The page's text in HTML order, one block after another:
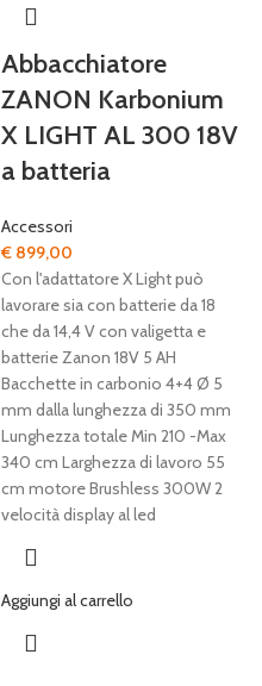
Abbacchiatore
ZANON Karbonium
X LIGHT AL 300 18V
a batteria
Accessori
€ 899,00
Con l'adattatore X Light può
lavorare sia con batterie da 18
che da 14,4 V con valigetta e
batterie Zanon 18V 5 AH
Bacchette in carbonio 4+4 Ø 5
mm dalla lunghezza di 350 mm
Lunghezza totale Min 210 -Max
340 cm Larghezza di lavoro 55
cm motore Brushless 300W 2
velocità display al led
Aggiungi al carrello